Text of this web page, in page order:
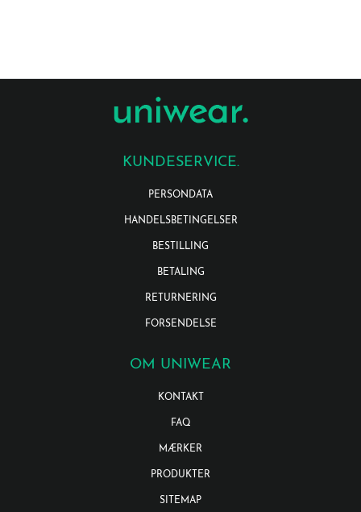
KUNDESERVICE.
PERSONDATA
HANDELSBETINGELSER
BESTILLING
BETALING
RETURNERING
FORSENDELSE
OM UNIWEAR
KONTAKT
FAQ
MÆRKER
PRODUKTER
SITEMAP